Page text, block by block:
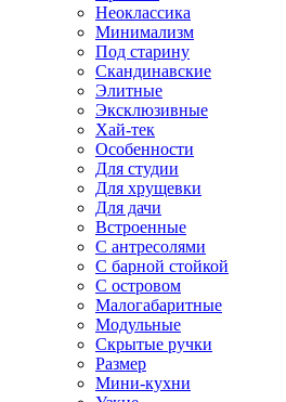
Неоклассика
Минимализм
Под старину
Скандинавские
Элитные
Эксклюзивные
Хай-тек
Особенности
Для студии
Для хрущевки
Для дачи
Встроенные
С антресолями
С барной стойкой
С островом
Малогабаритные
Модульные
Скрытые ручки
Размер
Мини-кухни